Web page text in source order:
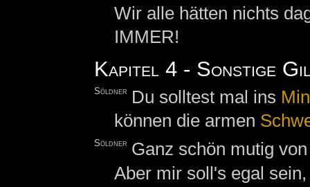
Wir alle hätten nichts
IMMER!
Kapitel 4 - Sonstige
Söldner Du solltest mal ins
können die armen
Söldner Ganz schön mutig
Aber mir soll's egal